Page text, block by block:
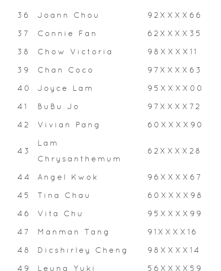
36 Joann Chou 92XXXX66
37 Connie Fan 62XXXX35
38 Chow Victoria 98XXXX11
39 Chan Coco 97XXXX63
40 Joyce Lam 95XXXX00
41 BuBu Jo 97XXXX72
42 Vivian Pang 60XXXX90
43
Lam
Chrysanthemum
62XXXX28
44 Angel Kwok 96XXXX67
45 Tina Chau 60XXXX98
46 Vita Chu 95XXXX99
47 Manman Tang 91XXXX16
48 Dicshirley Cheng 98XXXX14
49 Leung Yuki 56XXXX59